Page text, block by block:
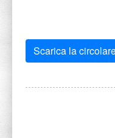
Scarica la